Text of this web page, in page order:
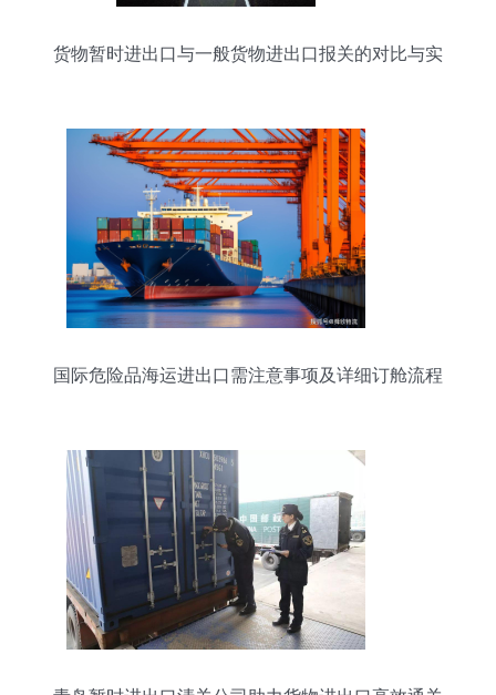
货物暂时进出口与一般货物进出口报关的对比与实
国际危险品海运进出口需注意事项及详细订舱流程